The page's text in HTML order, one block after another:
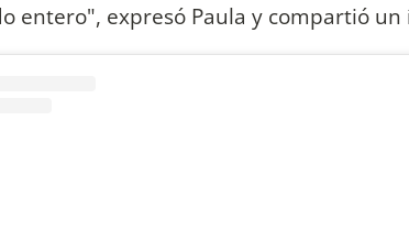
entero", expresó Paula y compartió